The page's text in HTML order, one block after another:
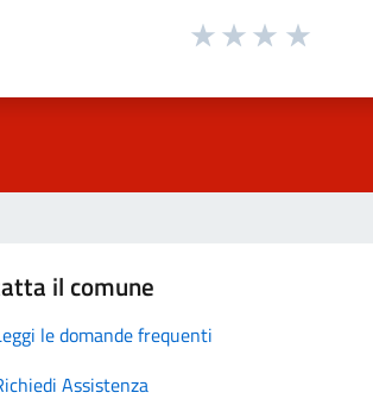
il comune
le domande frequenti
Assistenza